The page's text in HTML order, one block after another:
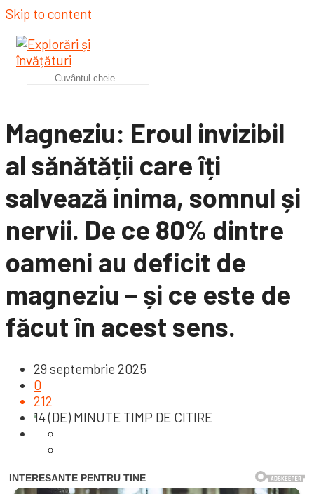
Skip to content
Magneziu: Eroul invizibil
al sănătății care îți
salvează inima, somnul și
nervii. De ce 80% dintre
oameni au deficit de
magneziu – și ce este de
făcut în acest sens.
29 septembrie 2025
0
212
14 (DE) MINUTE TIMP DE CITIRE